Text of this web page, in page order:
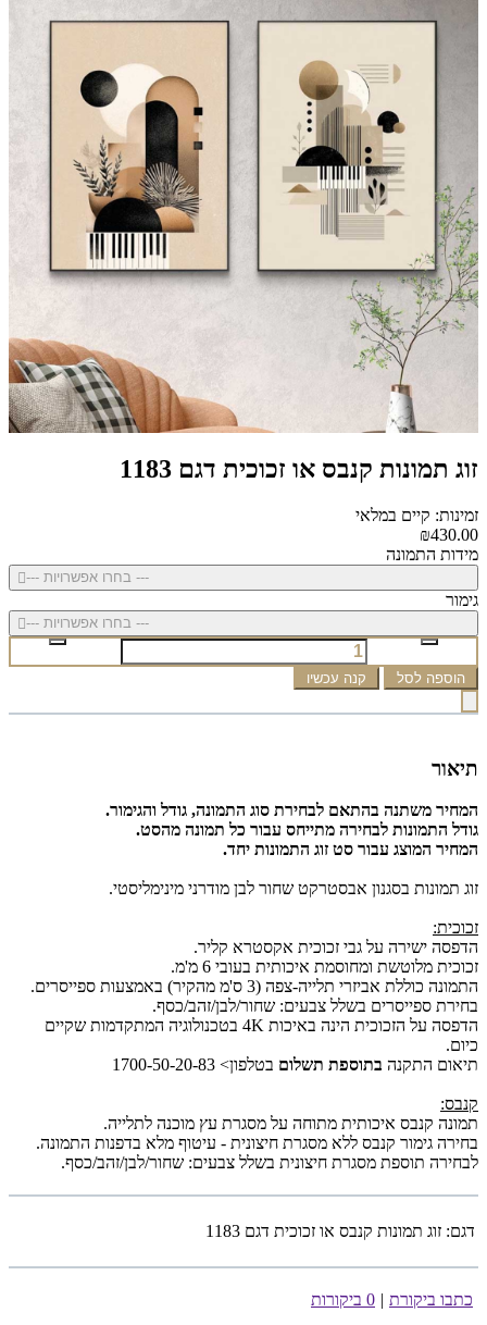
זוג תמונות קנבס או זכוכית דגם 1183
זמינות: קיים במלאי
₪430.00
מידות התמונה
--- בחרו אפשרויות ---
גימור
--- בחרו אפשרויות ---
הוספה לסל קנה עכשיו
תיאור
המחיר משתנה בהתאם לבחירת סוג התמונה, גודל והגימור.
גודל התמונות לבחירה מתייחס עבור כל תמונה מהסט.
המחיר המוצג עבור סט זוג התמונות יחד.
זוג תמונות בסגנון אבסטרקט שחור לבן מודרני מינימליסטי.
זכוכית:
הדפסה ישירה על גבי זכוכית אקסטרא קליר.
זכוכית מלוטשת ומחוסמת איכותית בעובי 6 מ'מ.
התמונה כוללת אביזרי תלייה-צפה (3 ס'מ מהקיר) באמצעות ספייסרים.
בחירת ספייסרים בשלל צבעים: שחור/לבן/זהב/כסף.
הדפסה על הזכוכית הינה באיכות 4K בטכנולוגיה המתקדמות שקיים
כיום.
תיאום התקנה בתוספת תשלום בטלפון> 1700-50-20-83
קנבס:
תמונה קנבס איכותית מתוחה על מסגרת עץ מוכנה לתלייה.
בחירה גימור קנבס ללא מסגרת חיצונית - עיטוף מלא בדפנות התמונה.
לבחירה תוספת מסגרת חיצונית בשלל צבעים: שחור/לבן/זהב/כסף.
דגם: זוג תמונות קנבס או זכוכית דגם 1183
כתבו ביקורת | 0 ביקורות